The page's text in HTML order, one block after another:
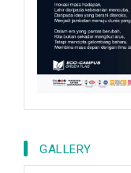
GALLERY